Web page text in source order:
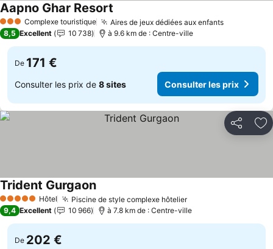
3 ÉtoilesComplexe touristique Aires de jeux dédiées aux enfants
Aapno Ghar Resort
8,5 Excellent 10 738 à 9.6 km de : Centre-ville
De 171 €
Consulter les prix de 8 sites Consulter les prix
Partager
5 Étoiles Hôtel Piscine de style complexe hôtelier
Trident Gurgaon
9,4 Excellent 10 966 à 7.8 km de : Centre-ville
De 202 €